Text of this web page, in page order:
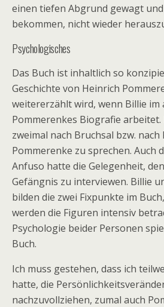
einen tiefen Abgrund gewagt
bekommen, nicht wieder
Psychologisches
Das Buch ist inhaltlich so
Geschichte von Heinrich
weitererzählt wird, wenn Billie im
Pommerenkes Biografie
zweimal nach Bruchsal bzw.
Pommerenke zu sprechen. Auch
Anfuso hatte die Gelegenheit,
Gefängnis zu interviewen. Billie
bilden die zwei Fixpunkte im
werden die Figuren intensiv
Psychologie beider Personen
Buch.
Ich muss gestehen, dass ich
hatte, die
nachzuvollziehen, zumal auch